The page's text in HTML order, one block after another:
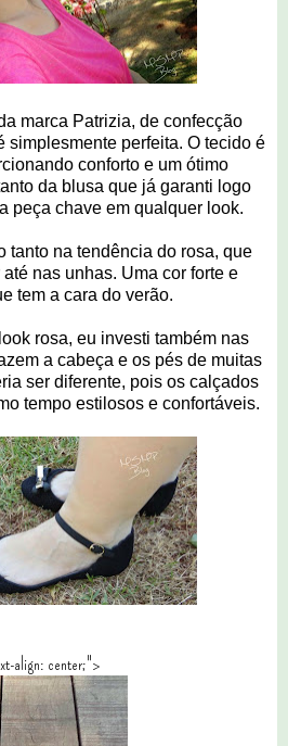
marca Patrizia, de confecção
simplesmente perfeita. O tecido é
conforto e um ótimo
da blusa que já garanti logo
peça chave em qualquer look.
tanto na tendência do rosa, que
nas unhas. Uma cor forte e
tem a cara do verão.
rosa, eu investi também nas
a cabeça e os pés de muitas
ser diferente, pois os calçados
tempo estilosos e confortáveis.
align: center;">